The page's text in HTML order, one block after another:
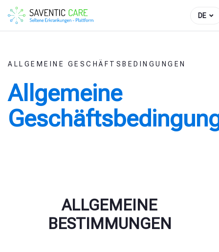
DE
ALLGEMEINE GESCHÄFTSBEDINGUNGEN
Allgemeine
ALLGEMEINE
BESTIMMUNGEN